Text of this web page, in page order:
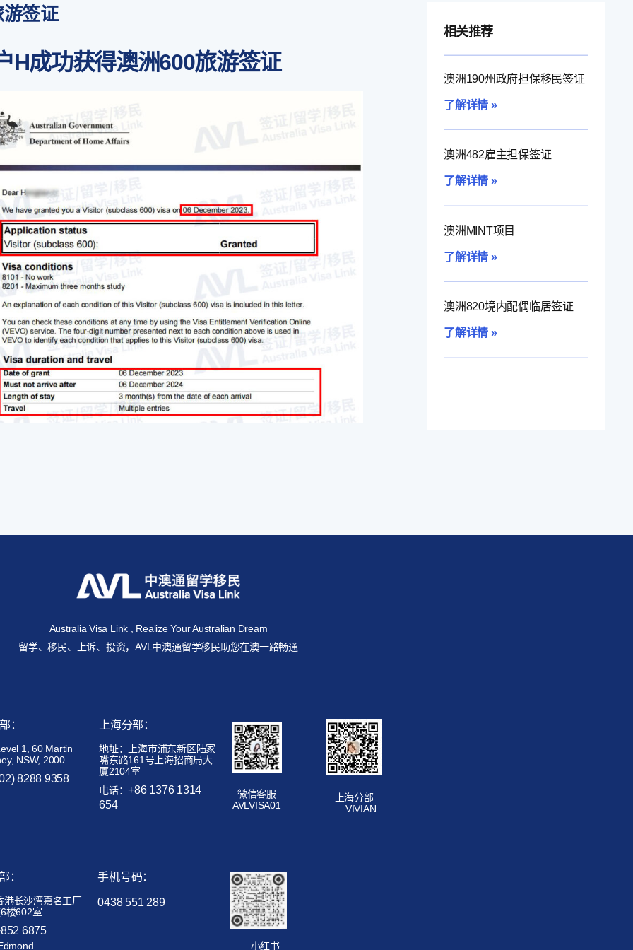
签证
H成功获得澳洲600旅游签证
相关推荐
澳洲190州政府担保移民签证
了解详情 »
澳洲482雇主担保签证
了解详情 »
澳洲MINT项目
了解详情 »
澳洲820境内配偶临居签证
了解详情 »
Australia Visa Link , Realize Your Australian Dream
留学、移民、上诉、投资，AVL中澳通留学移民助您在澳一路畅通
：
1, 60 Martin
NSW, 2000
8288 9358
上海分部：
地址：上海市浦东新区陆家
嘴东路161号上海招商局大
厦2104室
电话：+86 1376 1314
654
微信客服
AVLVISA01
上海分部
VIVIAN
：
港长沙湾嘉名工厂
楼602室
6875
手机号码：
0438 551 289
小红书